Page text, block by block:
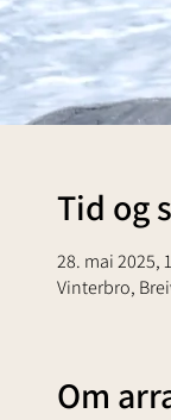
Tid og
28. mai 2025,
Vinterbro,
Om